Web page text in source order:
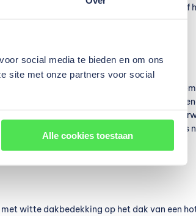
social media te bieden en om ons
site met onze partners voor social
Alle cookies toestaan
Bijvoorbeeld voor een zwembad of
af naar buiten. Je kunt ze daardoor inzetten
Net als warmtepompen gebruiken ze minder
manier kunnen airco’s een ruimte juist
regelaars is het mogelijk om de airco’s
zijn. Dit spaart veel energie.
witte dakbedekking op het dak van een